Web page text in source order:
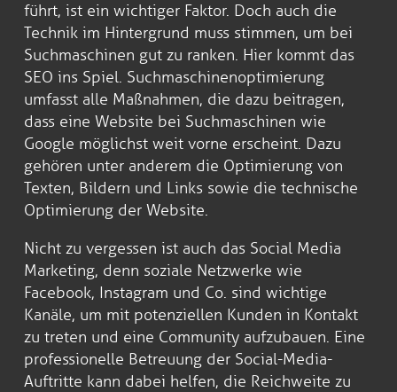
führt, ist ein wichtiger Faktor. Doch auch die
Technik im Hintergrund muss stimmen, um bei
Suchmaschinen gut zu ranken. Hier kommt das
SEO ins Spiel. Suchmaschinenoptimierung
umfasst alle Maßnahmen, die dazu beitragen,
dass eine Website bei Suchmaschinen wie
Google möglichst weit vorne erscheint. Dazu
gehören unter anderem die Optimierung von
Texten, Bildern und Links sowie die technische
Optimierung der Website.
Nicht zu vergessen ist auch das Social Media
Marketing, denn soziale Netzwerke wie
Facebook, Instagram und Co. sind wichtige
Kanäle, um mit potenziellen Kunden in Kontakt
zu treten und eine Community aufzubauen. Eine
professionelle Betreuung der Social-Media-
Auftritte kann dabei helfen, die Reichweite zu